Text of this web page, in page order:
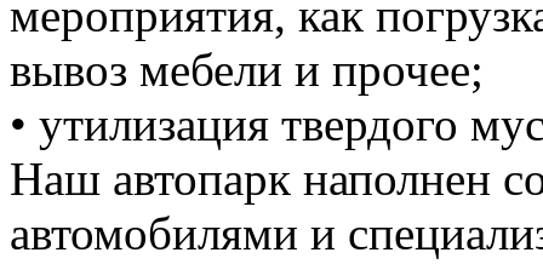
мероприятия, как
вывоз мебели и прочее;
• утилизация твердого
Наш автопарк наполнен
автомобилями и